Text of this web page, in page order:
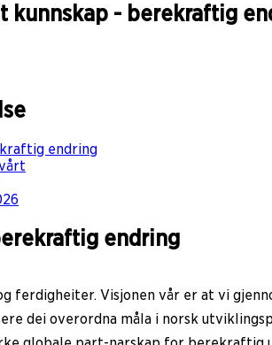
kunnskap - berekraftig
endring
endring
ferdigheiter. Visjonen vår er at vi
dei overordna måla i norsk